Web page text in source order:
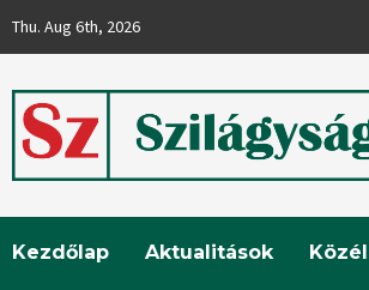
Thu. Aug 6th, 2026
Kezdőlap Aktualitások